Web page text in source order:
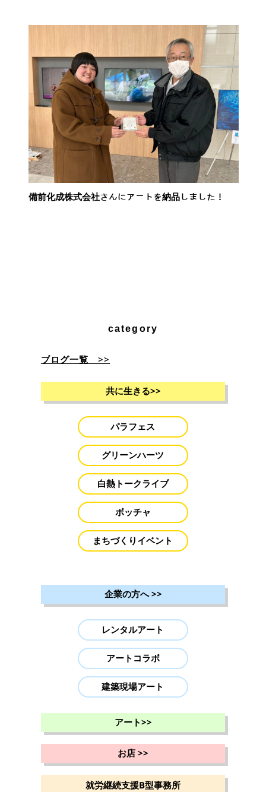
備前化成株式会社さんにアートを納品しました！
category
ブログ一覧 >>
共に生きる>>
パラフェス
グリーンハーツ
白熱トークライブ
ボッチャ
まちづくりイベント
企業の方へ>>
レンタルアート
アートコラボ
建築現場アート
アート>>
お店>>
就労継続支援B型事務所